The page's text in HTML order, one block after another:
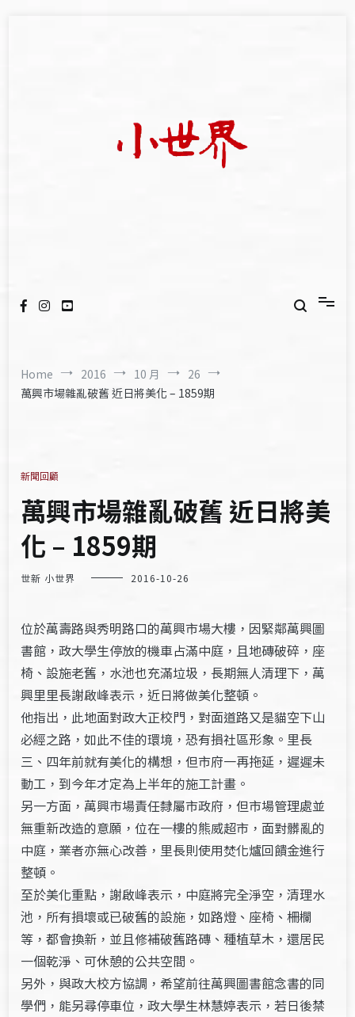
Home 2016 10 月
26
萬興市場雜亂破舊 近日將美化 – 1859期
新聞回顧
萬興市場雜亂破舊 近日將美
化 – 1859期
世新 小世界 2016-10-26
位於萬壽路與秀明路口的萬興市場大樓，因緊鄰萬興圖
書館，政大學生停放的機車占滿中庭，且地磚破碎，座
椅、設施老舊，水池也充滿垃圾，長期無人清理下，萬
興里里長謝啟峰表示，近日將做美化整頓。
他指出，此地面對政大正校門，對面道路又是貓空下山
必經之路，如此不佳的環境，恐有損社區形象。里長
三、四年前就有美化的構想，但市府一再拖延，遲遲未
動工，到今年才定為上半年的施工計畫。
另一方面，萬興市場責任隸屬市政府，但市場管理處並
無重新改造的意願，位在一樓的熊威超市，面對髒亂的
中庭，業者亦無心改善，里長則使用焚化爐回饋金進行
整頓。
至於美化重點，謝啟峰表示，中庭將完全淨空，清理水
池，所有損壞或已破舊的設施，如路燈、座椅、柵欄
等，都會換新，並且修補破舊路磚、種植草木，還居民
一個乾淨、可休憩的公共空間。
另外，與政大校方協調，希望前往萬興圖書館念書的同
學們，能另尋停車位，政大學生林慧婷表示，若日後禁